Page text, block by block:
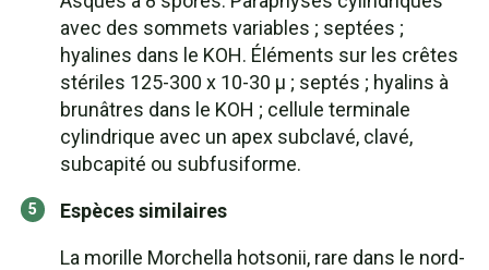
avec des sommets variables ; septées ;
hyalines dans le KOH. Éléments sur les crêtes
stériles 125-300 x 10-30 µ ; septés ; hyalins à
brunâtres dans le KOH ; cellule terminale
cylindrique avec un apex subclavé, clavé,
subcapité ou subfusiforme.
Espèces similaires
La morille Morchella hotsonii, rare dans le nord-